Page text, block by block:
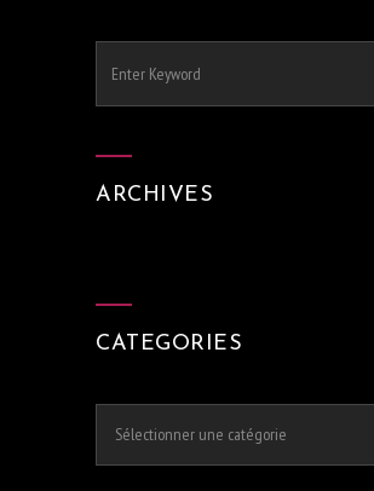
ARCHIVES
CATEGORIES